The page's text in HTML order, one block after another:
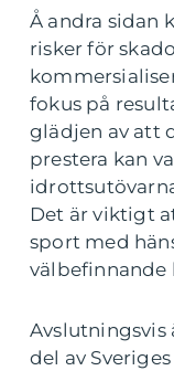
Å andra sidan
risker för
fokus på
glädjen av att
prestera kan
Det är viktigt
sport med
välbefinnande
Avslutningsvis
del av